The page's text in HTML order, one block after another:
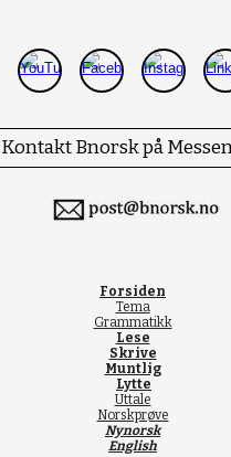
Kontakt Bnorsk på
Forsiden
Tema
Grammatikk
Lese
Skrive
Muntlig
Lytte
Uttale
Norskprøve
Nynorsk
English